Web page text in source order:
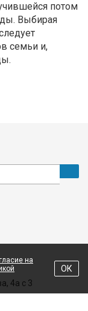
потом
Выбирая
семьи и,
4а с 3
на
ОК